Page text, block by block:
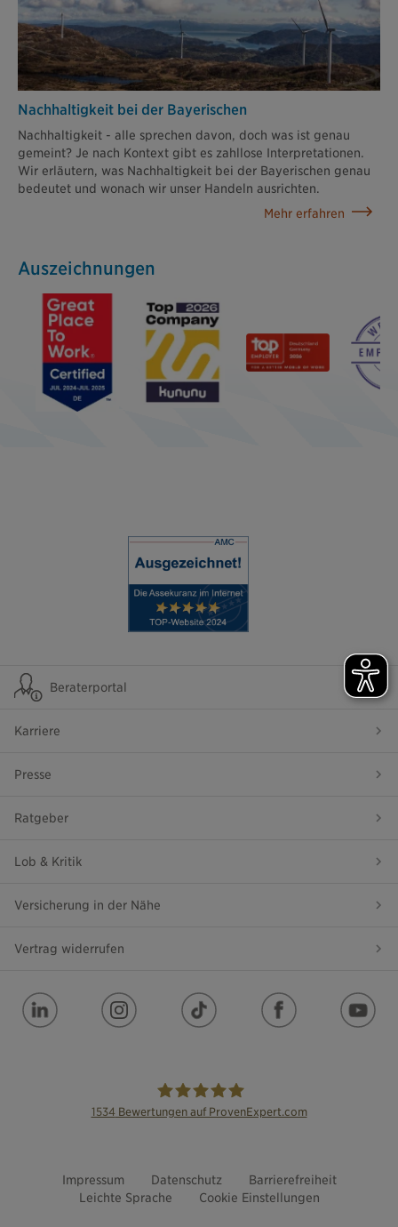
Nachhaltigkeit bei der Bayerischen
Nachhaltigkeit - alle sprechen davon, doch was ist genau
gemeint? Je nach Kontext gibt es zahllose Interpretationen.
Wir erläutern, was Nachhaltigkeit bei der Bayerischen genau
bedeutet und wonach wir unser Handeln ausrichten.
Mehr erfahren
Auszeichnungen
Beraterportal
Karriere
Presse
Ratgeber
Lob & Kritik
Versicherung in der Nähe
Vertrag widerrufen
1534 Bewertungen auf ProvenExpert.com
Impressum Datenschutz
Barrierefreiheit
Leichte Sprache
Cookie Einstellungen